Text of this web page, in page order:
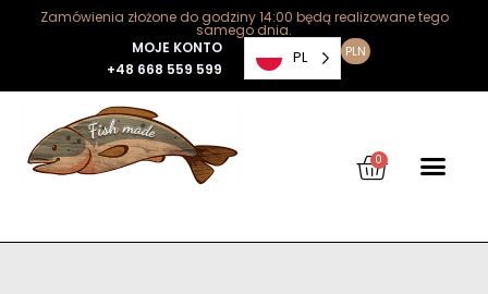
Zamówienia złożone do godziny 14:00 będą realizowane tego
samego dnia.
MOJE KONTO
+48 668 559 599
PL PLN
0